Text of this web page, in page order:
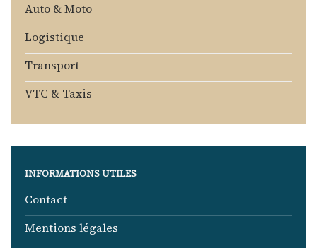
Auto & Moto
Logistique
Transport
VTC & Taxis
INFORMATIONS UTILES
Contact
Mentions légales